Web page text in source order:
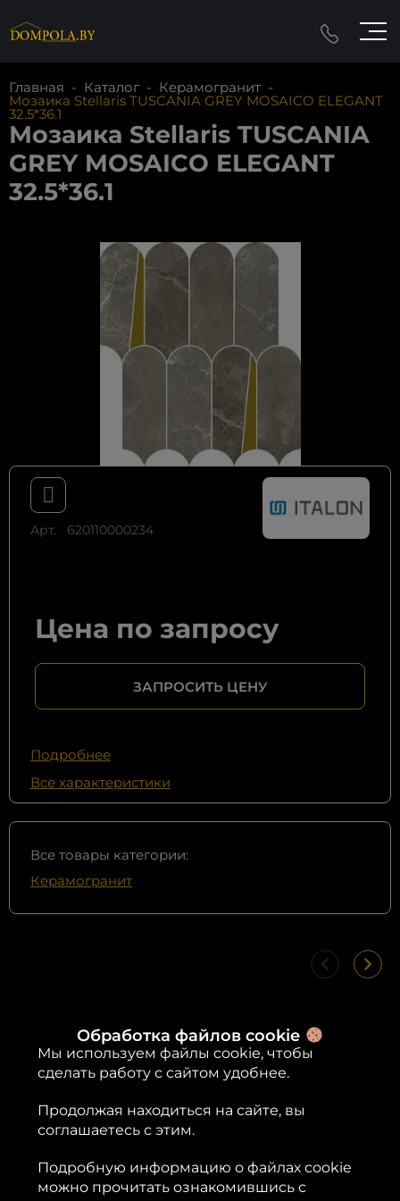
Главная - Каталог - Керамогранит -
Мозаика Stellaris TUSCANIA GREY MOSAICO ELEGANT
32.5*36.1
Мозаика Stellaris TUSCANIA
GREY MOSAICO ELEGANT
32.5*36.1
Арт. 620110000234
Цена по запросу
ЗАПРОСИТЬ ЦЕНУ
Подробнее
Все характеристики
Все товары категории:
Керамогранит
Быстрая доставка
Получите свои товары в кратчайшие
Обработка файлов cookie
Мы используем файлы cookie, чтобы
сделать работу с сайтом удобнее.
Продолжая находиться на сайте, вы
соглашаетесь с этим.
Подробную информацию о файлах cookie
можно прочитать ознакомившись с